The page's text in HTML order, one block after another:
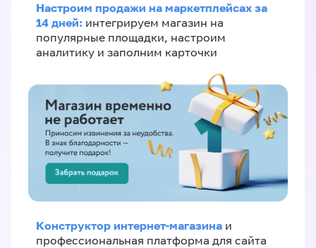
Настроим продажи на маркетплейсах за
14 дней: интегрируем магазин на
популярные площадки, настроим
аналитику и заполним карточки
Конструктор интернет-магазина и
профессиональная платформа для сайта